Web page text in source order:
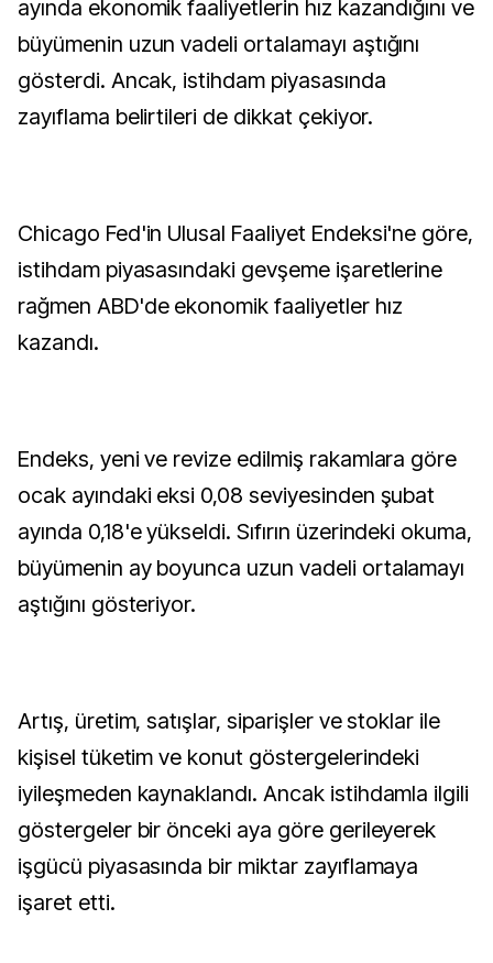
ayında ekonomik faaliyetlerin hız kazandığını ve
büyümenin uzun vadeli ortalamayı aştığını
gösterdi. Ancak, istihdam piyasasında
zayıflama belirtileri de dikkat çekiyor.
Chicago Fed'in Ulusal Faaliyet Endeksi'ne göre,
istihdam piyasasındaki gevşeme işaretlerine
rağmen ABD'de ekonomik faaliyetler hız
kazandı.
Endeks, yeni ve revize edilmiş rakamlara göre
ocak ayındaki eksi 0,08 seviyesinden şubat
ayında 0,18'e yükseldi. Sıfırın üzerindeki okuma,
büyümenin ay boyunca uzun vadeli ortalamayı
aştığını gösteriyor.
Artış, üretim, satışlar, siparişler ve stoklar ile
kişisel tüketim ve konut göstergelerindeki
iyileşmeden kaynaklandı. Ancak istihdamla ilgili
göstergeler bir önceki aya göre gerileyerek
işgücü piyasasında bir miktar zayıflamaya
işaret etti.